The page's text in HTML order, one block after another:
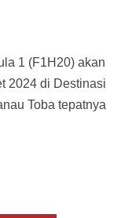
1 (F1H20) akan
2024 di Destinasi
Toba tepatnya